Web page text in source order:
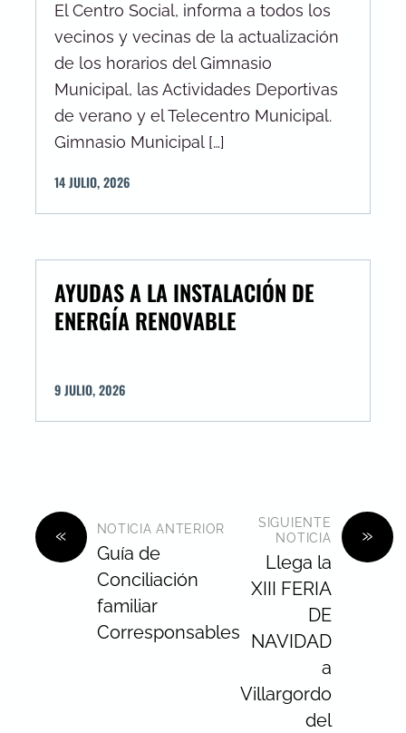
El Centro Social, informa a todos los
vecinos y vecinas de la actualización
de los horarios del Gimnasio
Municipal, las Actividades Deportivas
de verano y el Telecentro Municipal.
Gimnasio Municipal […]
14 JULIO,2026
AYUDAS A LA INSTALACIÓN DE
ENERGÍA RENOVABLE
9 JULIO,2026
« NOTICIA ANTERIOR
Guía de
Conciliación
familiar
Corresponsables
»
SIGUIENTE
NOTICIA
Llega la
XIII FERIA
DE
NAVIDAD
a
Villargordo
del